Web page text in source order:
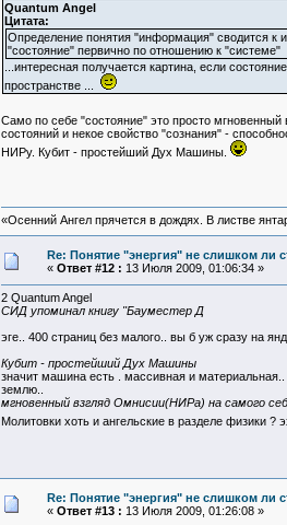
Quantum Angel
Цитата:
Определение понятия "информация" сводится к
"состояние" первично по отношению к "системе"
...интересная получается картина, если
пространстве ...
Само по себе "состояние" это просто
состояний и некое свойство "сознания" -
НИРу. Кубит - простейший Дух Машины.
«Осенний Ангел прячется в дождях. В листве
Re: Понятие "энергия" не слишком ли
« Ответ #12 : 13 Июля 2009, 01:06:34 »
2 Quantum Angel
СИД упоминал книгу "Бауместер Д
эге.. 400 страниц без малого.. вы б уж сразу на
Кубит - простейший Дух Машины
значит машина есть . массивная и
землю..
мгновенный взгляд Омнисии(НИРа) на самого
Молитовки хоть и ангельские в разделе физики
Re: Понятие "энергия" не слишком ли
« Ответ #13 : 13 Июля 2009, 01:26:08 »